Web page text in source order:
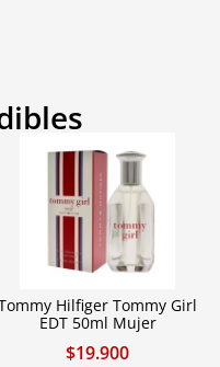
Hilfiger Tommy Girl
EDT 50ml Mujer
$19.900